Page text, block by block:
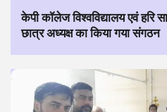
केपी कॉलेज विश्वविद्यालय एवं
छात्र अध्यक्ष का किया गया संगठन